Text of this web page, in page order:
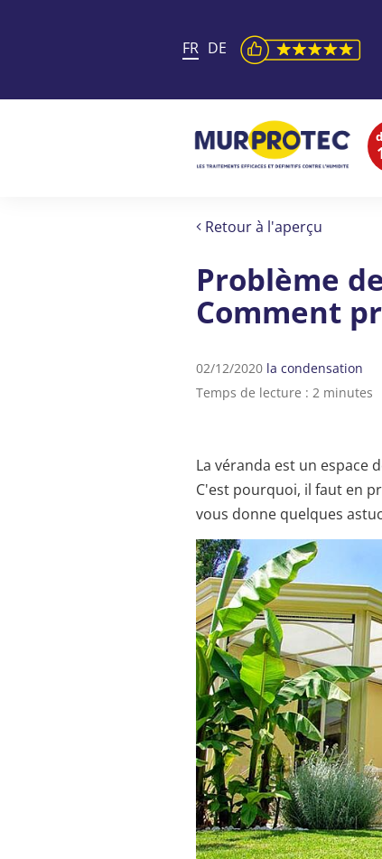
FR DE
Retour à l'aperçu
Problème
Comment
02/12/2020 la condensation
Temps de lecture : 2 minutes
La véranda est un espace
C'est pourquoi, il faut en
vous donne quelques